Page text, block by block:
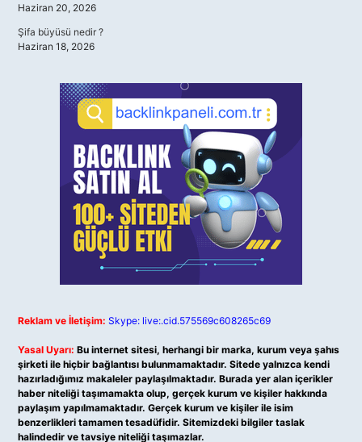
Haziran 20, 2026
Şifa büyüsü nedir ?
Haziran 18, 2026
Reklam ve İletişim: Skype: live:.cid.575569c608265c69
Yasal Uyarı: Bu internet sitesi, herhangi bir marka, kurum veya şahıs
şirketi ile hiçbir bağlantısı bulunmamaktadır. Sitede yalnızca kendi
hazırladığımız makaleler paylaşılmaktadır. Burada yer alan içerikler
haber niteliği taşımamakta olup, gerçek kurum ve kişiler hakkında
paylaşım yapılmamaktadır. Gerçek kurum ve kişiler ile isim
benzerlikleri tamamen tesadüfidir. Sitemizdeki bilgiler taslak
halindedir ve tavsiye niteliği taşımazlar.